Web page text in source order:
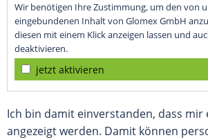
Wir benötigen Ihre Zustimmung, um den von
eingebundenen Inhalt von Glomex GmbH
diesen mit einem Klick anzeigen lassen und
deaktivieren.
jetzt aktivieren
Ich bin damit einverstanden, dass mir
angezeigt werden. Damit können